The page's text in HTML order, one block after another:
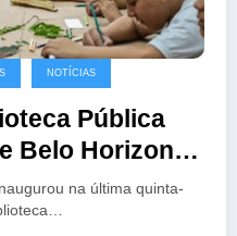
NOTÍCIAS
Pública
Belo Horizonte
na última quinta-